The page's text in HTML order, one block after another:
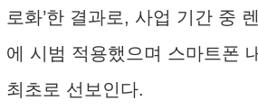
로화’한 결과로, 사업 기간 중
에 시범 적용했으며 스마트폰
최초로 선보인다.